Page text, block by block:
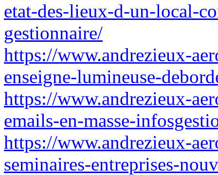
etat-des-lieux-d-un-local-
gestionnaire/
https://www.andrezieux-
enseigne-lumineuse-
https://www.andrezieux-
emails-en-masse-
https://www.andrezieux-
seminaires-entreprises-